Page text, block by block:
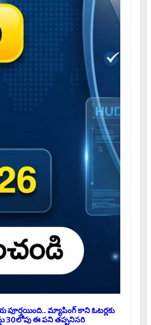
పూర్తయింది.. మ్యాపింగ్ కాని ఓటర్లకు
30లోపు ఈ పని తప్పనిసరి